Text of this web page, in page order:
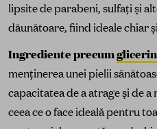
lipsite de parabeni, sulfați și
dăunătoare, fiind ideale chiar
Ingrediente precum
menținerea unei pielii
capacitatea de a atrage și de
ceea ce o face ideală pentru